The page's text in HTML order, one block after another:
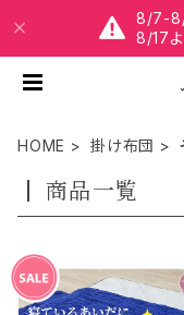
8/7-8/
8/17よ
HOME 掛け布団
商品一覧